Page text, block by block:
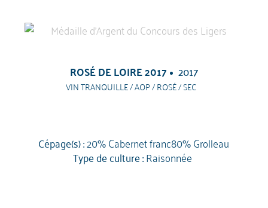
ROSÉ DE LOIRE 2017 2017
VIN TRANQUILLE / AOP / ROSÉ / SEC
Cépage(s) :20% Cabernet franc80% Grolleau
Type de culture :Raisonnée